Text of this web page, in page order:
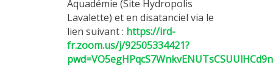
Aquadémie (Site Hydropolis
Lavalette) et en disatanciel via le
lien suivant : https://ird-
fr.zoom.us/j/92505334421?